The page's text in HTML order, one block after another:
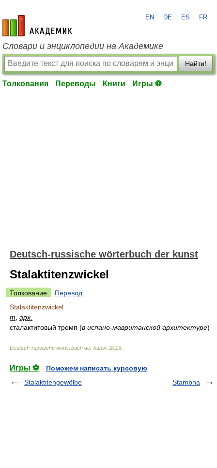
academic.ru
EN DE ES FR
Словари и энциклопедии на Академике
Найти!
Толкования Переводы Книги Игры ⚽
Deutsch-russische wörterbuch der kunst
Stalaktitenzwickel
Толкование
Перевод
Stalaktitenzwickel
m арх.
сталактитовый тромп (в испано-мавританской архитектуре)
Deutsch-russische wörterbuch der kunst. 2013
Игры ⚽
Поможем написать курсовую
Stalaktitengewölbe
Stambha